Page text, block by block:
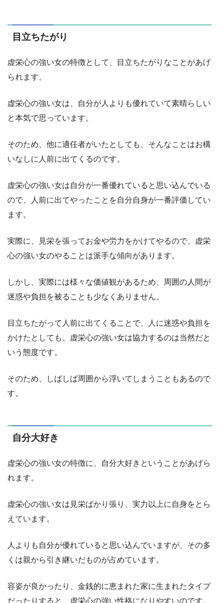
目立ちたがり
虚栄心の強い女の特徴として、目立ちたがりなことがあげ
られます。
虚栄心の強い女は、自分が人よりも優れていて素晴らしい
と本気で思っています。
そのため、他に適任者がいたとしても、そんなことはお構
いなしに人前に出てくるのです。
虚栄心の強い女は自分が一番優れていると思い込んでいる
ので、人前に出てやったことを自分自身が一番評価してい
ます。
実際に、見栄を張ってお金や労力をかけてやるので、虚栄
心の強い女のやることは派手な傾向があります。
しかし、実際には様々な価値観があるため、周囲の人間が
迷惑や負担を被ることも少なくありません。
目立ちたがって人前に出てくることで、人に迷惑や負担を
かけたとしても、虚栄心の強い女は協力するのは当然だと
いう態度です。
そのため、しばしば周囲から浮いてしまうこともあるので
す。
自分大好き
虚栄心の強い女の特徴に、自分大好きということがあげら
れます。
虚栄心の強い女は見栄ばかり張り、実力以上に自身をとら
えています。
人よりも自分が優れていると思い込んでいますが、その多
くは親から引き継いだものが占めています。
容姿が良かったり、金銭的に恵まれた家に生まれたタイプ
だったりすると、虚栄心の強い性格になりやすいのです。